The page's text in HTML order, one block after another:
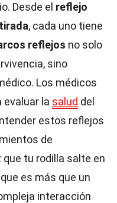
Desde el reflejo
, cada uno tiene
reflejos no solo
sino
Los médicos
evaluar la salud del
estos reflejos
de
tu rodilla salte en
es más que un
interacción